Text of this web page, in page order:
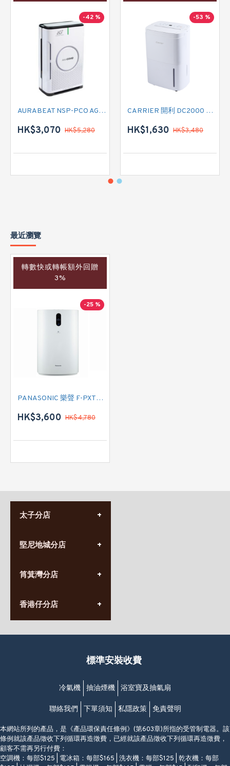
-42 %
AURABEAT NSP-PCO AG+空氣淨化機
HK$3,070 HK$5,280
-53 %
CARRIER 開利 DC2000 負離子空氣淨化抽濕機
HK$1,630 HK$3,480
最近瀏覽
轉數快或轉帳額外回贈
3%
-25 %
PANASONIC 樂聲 F-PXT70H 空氣清新機
HK$3,600 HK$4,780
太子分店
營業時間:
九龍太子太子道西141號
堅尼地城分店
營業時間:
香港堅尼地城卑路乍街
(堅尼地城地鐵站B出口)
筲箕灣分店
營業時間:
(10:00am-20:30pm)
香港仔分店
營業時間:
香港香港仔成都道20-28號
(黃竹坑地鐵站轉4M專線小巴)
標準安裝收費
冷氣機 抽油煙機 浴室寶及抽氣扇
聯絡我們 下單須知 私隱政策 免責聲明
本網站所列的產品，是《產品環保責任條例》(第603章)所指的受管制電器。該
條例就該產品徵收下列循環再造徵費，已經就該產品徵收下列循環再造徵費，
顧客不需再另行付費：
空調機：每部$125 | 電冰箱：每部$165 | 洗衣機：每部$125 | 乾衣機：每部